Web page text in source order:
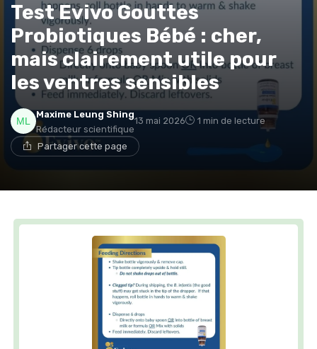
Test Evivo Gouttes
Probiotiques Bébé : cher,
mais clairement utile pour
les ventres sensibles
Maxime Leung Shing
Rédacteur scientifique
13 mai 2026 1 min de lecture
Partager cette page